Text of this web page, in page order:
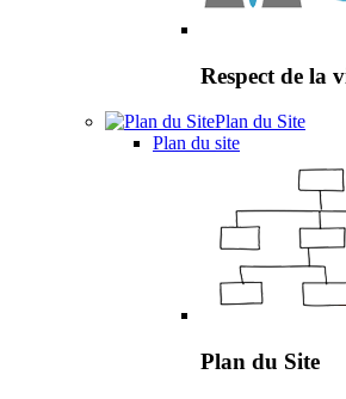
Respect de la
Plan du Site
Plan du site
Plan du Site